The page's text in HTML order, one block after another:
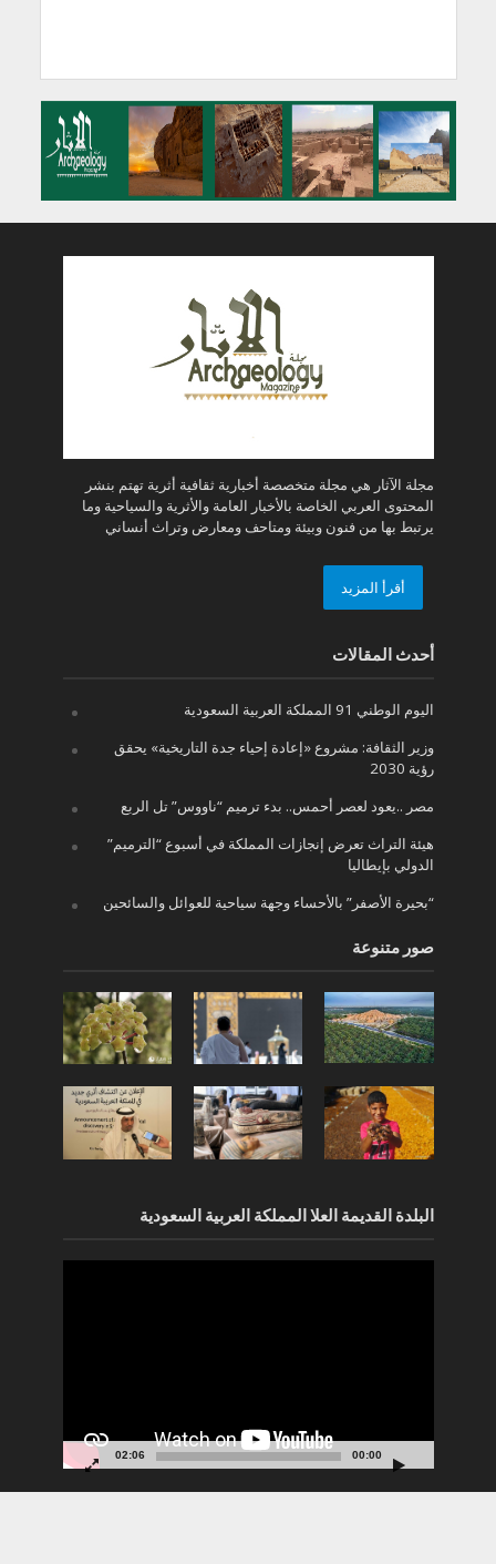
مجلة الآثار هي مجلة متخصصة أخبارية ثقافية أثرية تهتم بنشر
المحتوى العربي الخاصة بالأخبار العامة والأثرية والسياحية وما
يرتبط بها من فنون وبيئة ومتاحف ومعارض وتراث أنساني
أقرأ المزيد
أحدث المقالات
اليوم الوطني 91 المملكة العربية السعودية
وزير الثقافة: مشروع «إعادة إحياء جدة التاريخية» يحقق
رؤية 2030
مصر ..يعود لعصر أحمس.. بدء ترميم “ناووس” تل الربع
هيئة التراث تعرض إنجازات المملكة في أسبوع “الترميم”
الدولي بإيطاليا
“بحيرة الأصفر” بالأحساء وجهة سياحية للعوائل والسائحين
صور متنوعة
البلدة القديمة العلا المملكة العربية السعودية
00:00
02:06